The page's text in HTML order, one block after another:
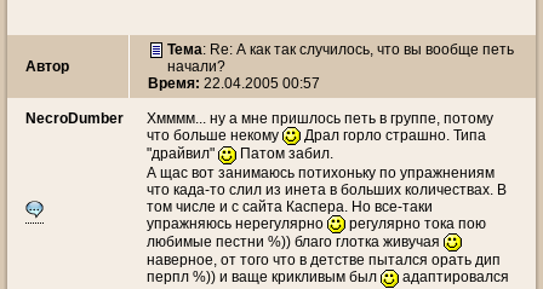
Автор
Тема: Re: А как так случилось, что вы вообще петь
начали?
Время: 22.04.2005 00:57
NecroDumber
Хмммм... ну а мне пришлось петь в группе, потому
что больше некому
Драл горло страшно. Типа
"драйвил"
Патом забил.
А щас вот занимаюсь потихоньку по упражнениям
что када-то слил из инета в больших количествах. В
том числе и с сайта Каспера. Но все-таки
упражняюсь нерегулярно
регулярно тока пою
любимые пестни %)) благо глотка живучая
наверное, от того что в детстве пытался орать дип
перпл %)) и ваще крикливым был
адаптировался